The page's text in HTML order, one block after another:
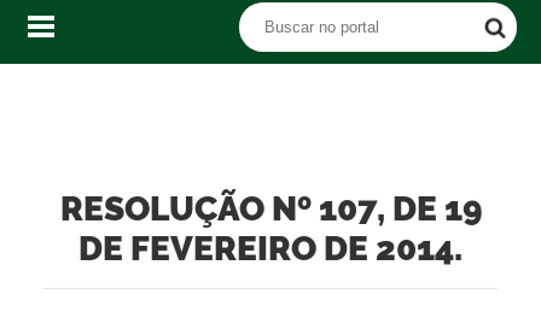
Buscar no portal
RESOLUÇÃO Nº 107, DE 19
DE FEVEREIRO DE 2014.